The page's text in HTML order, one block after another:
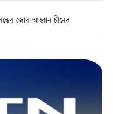
জোর আহ্বান চীনের